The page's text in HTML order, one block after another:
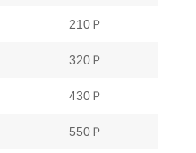
210Ｐ
320Ｐ
430Ｐ
550Ｐ